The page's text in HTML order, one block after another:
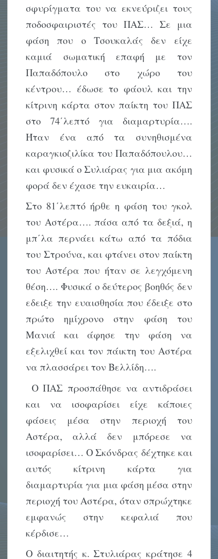
σφυρίγματα του να εκνεύριζει τους
ποδοσφαιριστές του ΠΑΣ… Σε μια
φάση που ο Τσουκαλάς δεν είχε
καμιά σωματική επαφή με τον
Παπαδόπουλο στο χώρο του
κέντρου… έδωσε το φάουλ και την
κίτρινη κάρτα στον παίκτη του ΠΑΣ
στο 74΄λεπτό για διαμαρτυρία….
Ήταν ένα από τα συνηθισμένα
καραγκιοζιλίκα του Παπαδόπουλου…
και φυσικά ο Συλιάρας για μια ακόμη
φορά δεν έχασε την ευκαιρία…
Στο 81΄λεπτό ήρθε η φάση του γκολ
του Αστέρα…. πάσα από τα δεξιά, η
μπ΄λα περνάει κάτω από τα πόδια
του Στρούνα, και φτάνει στον παίκτη
του Αστέρα που ήταν σε λεγχόμενη
θέση…. Φυσικά ο δεύτερος βοηθός δεν
εδειξε την ευαισθησία που έδειξε στο
πρώτο ημίχρονο στην φάση του
Μανιά και άφησε την φάση να
εξελιχθεί και τον πάικτη του Αστέρα
να πλασσάρει τον Βελλίδη….
Ο ΠΑΣ προσπάθησε να αντιδράσει
και να ισοφαρίσει είχε κάποιες
φάσεις μέσα στην περιοχή του
Αστέρα, αλλά δεν μπόρεσε να
ισοφαρίσει… Ο Σκόνδρας δέχτηκε και
αυτός κίτρινη κάρτα για
διαμαρτυρία για μια φάση μέσα στην
περιοχή του Αστέρα, όταν σπρώχτηκε
εμφανώς στην κεφαλιά που
κέρδισε…
Ο διαιτητής κ. Στυλιάρας κράτησε 4